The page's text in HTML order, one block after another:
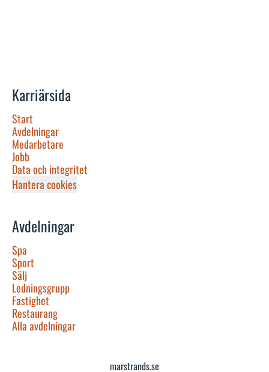
Karriärsida
Start
Avdelningar
Medarbetare
Jobb
Data och integritet
Hantera cookies
Avdelningar
Spa
Sport
Sälj
Ledningsgrupp
Fastighet
Restaurang
Alla avdelningar
marstrands.se